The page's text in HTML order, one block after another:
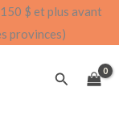
$ et plus avant
provinces)